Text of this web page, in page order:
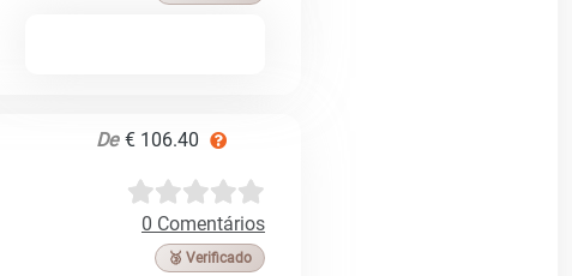
De € 106.40
0 Comentários
🥉 Verificado